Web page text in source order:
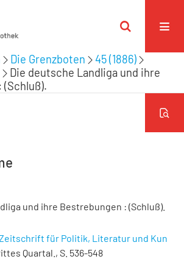
Die Grenzboten
45 (1886)
Die deutsche Landliga und ihre
und ihre Bestrebungen : (Schluß).
für Politik, Literatur und Kun
Quartal., S. 536-548